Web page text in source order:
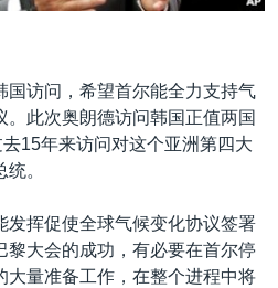
国访问，希望首尔能全力支持气
此次奥朗德访问韩国正值两国
15年来访问对这个亚洲第四大
。
发挥促使全球气候变化协议签署
黎大会的成功，有必要在首尔停
大量准备工作，在整个进程中将